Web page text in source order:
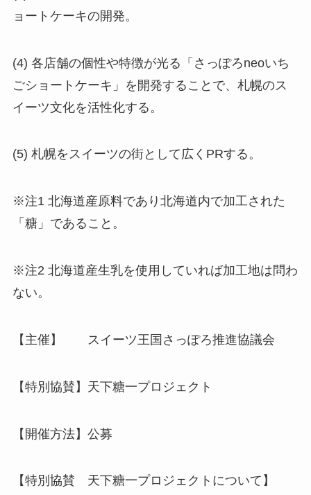
ョートケーキの開発。
(4) 各店舗の個性や特徴が光る「さっぽろneoいち
ごショートケーキ」を開発することで、札幌のス
イーツ文化を活性化する。
(5) 札幌をスイーツの街として広くPRする。
※注1 北海道産原料であり北海道内で加工された
「糖」であること。
※注2 北海道産生乳を使用していれば加工地は問わ
ない。
【主催】 スイーツ王国さっぽろ推進協議会
【特別協賛】天下糖一プロジェクト
【開催方法】公募
【特別協賛 天下糖一プロジェクトについて】